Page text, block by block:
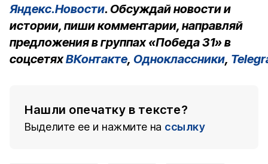
Яндекс.Новости. Обсуждай новости и
истории, пиши комментарии, направляй
предложения в группах «Победа 31» в
соцсетяхВКонтакте, Одноклассники,
Нашли опечатку в тексте?
Выделите ее и нажмите на ссылку